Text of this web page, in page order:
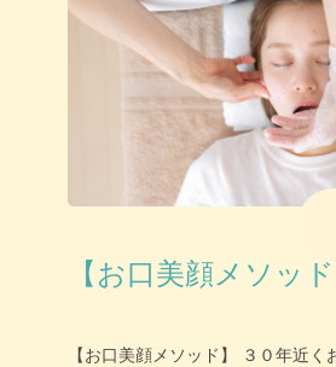
【お口美顔メソッド
【お口美顔メソッド】 ３０年近く